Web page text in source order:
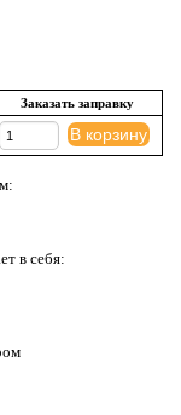
Заказать заправку
В корзину
в себя: